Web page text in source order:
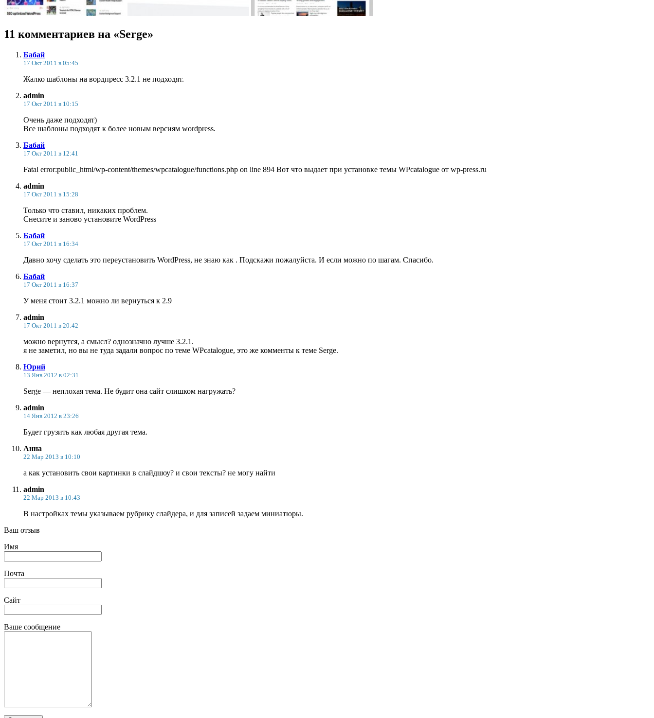
11 комментариев на «Serge»
Бабай
17 Окт 2011 в 05:45
Жалко шаблоны на вордпресс 3.2.1 не подходят.
admin
17 Окт 2011 в 10:15
Очень даже подходят)
Все шаблоны подходят к более новым версиям wordpress.
Бабай
17 Окт 2011 в 12:41
Fatal error:public_html/wp-content/themes/wpcatalogue/functions.php on line 894 Вот что выдает при установке темы WPcatalogue от wp-press.ru
admin
17 Окт 2011 в 15:28
Только что ставил, никаких проблем.
Снесите и заново установите WordPress
Бабай
17 Окт 2011 в 16:34
Давно хочу сделать это переустановить WordPress, не знаю как . Подскажи пожалуйста. И если можно по шагам. Спасибо.
Бабай
17 Окт 2011 в 16:37
У меня стоит 3.2.1 можно ли вернуться к 2.9
admin
17 Окт 2011 в 20:42
можно вернутся, а смысл? однозначно лучше 3.2.1.
я не заметил, но вы не туда задали вопрос по теме WPcatalogue, это же комменты к теме Serge.
Юрий
13 Янв 2012 в 02:31
Serge — неплохая тема. Не будит она сайт слишком нагружать?
admin
14 Янв 2012 в 23:26
Будет грузить как любая другая тема.
Анна
22 Мар 2013 в 10:10
а как установить свои картинки в слайдшоу? и свои тексты? не могу найти
admin
22 Мар 2013 в 10:43
В настройках темы указываем рубрику слайдера, и для записей задаем миниатюры.
Ваш отзыв
Имя
Почта
Сайт
Ваше сообщение